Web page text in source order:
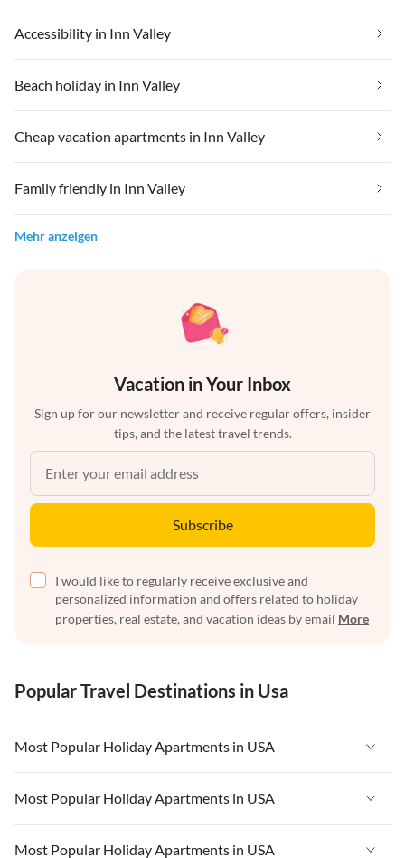
Accessibility in Inn Valley
Beach holiday in Inn Valley
Cheap vacation apartments in Inn Valley
Family friendly in Inn Valley
Mehr anzeigen
Vacation in Your Inbox
Sign up for our newsletter and receive regular offers, insider
tips, and the latest travel trends.
Subscribe
I would like to regularly receive exclusive and
personalized information and offers related to holiday
properties, real estate, and vacation ideas by email More
Popular Travel Destinations in Usa
Most Popular Holiday Apartments in USA
Vacation Apartments in USA
Vacation Apartments in Florida
Most Popular Holiday Apartments in USA
Vacation Apartments in USA
Most Popular Holiday Apartments in USA